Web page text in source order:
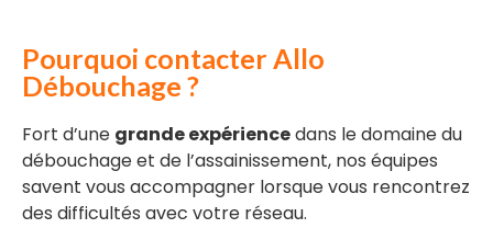
Pourquoi contacter Allo
Débouchage ?
Fort d’une grande expériencedans le domaine du
débouchage et de l’assainissement, nos équipes
savent vous accompagner lorsque vous rencontrez
des difficultés avec votre réseau.